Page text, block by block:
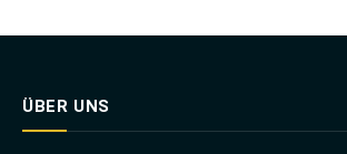
ÜBER UNS